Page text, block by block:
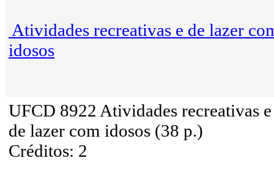
Atividades recreativas e de lazer
idosos
UFCD 8922 Atividades recreativas e
de lazer com idosos (38 p.)
Créditos: 2